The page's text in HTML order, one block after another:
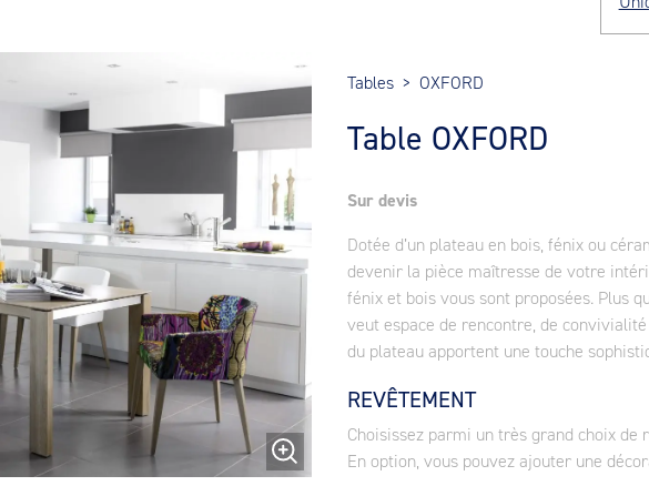
Tables > OXFORD
Table OXFORD
Sur devis
Dotée d’un plateau en bois, fénix ou
devenir la pièce maîtresse de votre
fénix et bois vous sont proposées. Plus
veut espace de rencontre, de
du plateau apportent une touche
REVÊTEMENT
Choisissez parmi un très grand choix de
En option, vous pouvez ajouter une